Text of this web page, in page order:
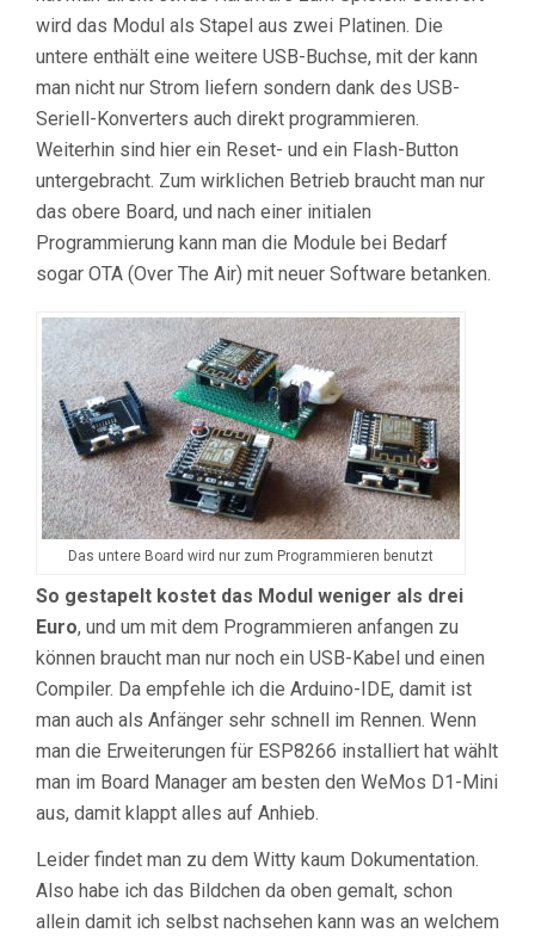
wird das Modul als Stapel aus zwei Platinen. Die
untere enthält eine weitere USB-Buchse, mit der kann
man nicht nur Strom liefern sondern dank des USB-
Seriell-Konverters auch direkt programmieren.
Weiterhin sind hier ein Reset- und ein Flash-Button
untergebracht. Zum wirklichen Betrieb braucht man nur
das obere Board, und nach einer initialen
Programmierung kann man die Module bei Bedarf
sogar OTA (Over The Air) mit neuer Software betanken.
Das untere Board wird nur zum Programmieren benutzt
So gestapelt kostet das Modul weniger als drei
Euro, und um mit dem Programmieren anfangen zu
können braucht man nur noch ein USB-Kabel und einen
Compiler. Da empfehle ich die Arduino-IDE, damit ist
man auch als Anfänger sehr schnell im Rennen. Wenn
man die Erweiterungen für ESP8266 installiert hat wählt
man im Board Manager am besten den WeMos D1-Mini
aus, damit klappt alles auf Anhieb.
Leider findet man zu dem Witty kaum Dokumentation.
Also habe ich das Bildchen da oben gemalt, schon
allein damit ich selbst nachsehen kann was an welchem